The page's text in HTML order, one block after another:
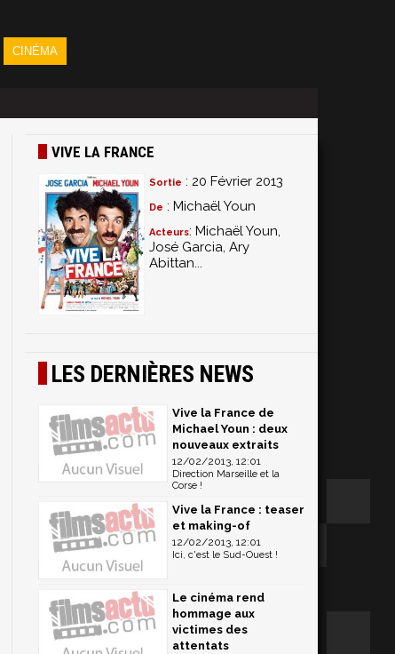
CINÉMA
VIVE LA FRANCE
Sortie : 20 Février 2013
De : Michaël Youn
Acteurs: Michaël Youn,
José Garcia, Ary
Abittan...
LES DERNIÈRES NEWS
Vive la France de
Michael Youn : deux
nouveaux extraits
12/02/2013, 12:01
Direction Marseille et la
Corse !
Vive la France : teaser
et making-of
12/02/2013, 12:01
Ici, c'est le Sud-Ouest !
Le cinéma rend
hommage aux
victimes des
attentats